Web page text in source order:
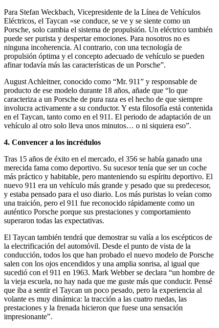
Para Stefan Weckbach, Vicepresidente de la Línea de Vehículos
Eléctricos, el Taycan «se conduce, se ve y se siente como un
Porsche, solo cambia el sistema de propulsión. Un eléctrico también
puede ser purista y despertar emociones. Para nosotros no es
ninguna incoherencia. Al contrario, con una tecnología de
propulsión óptima y el concepto adecuado de vehículo se pueden
afinar todavía más las características de un Porsche”.
August Achleitner, conocido como “Mr. 911” y responsable de
producto de ese modelo durante 18 años, añade que “lo que
caracteriza a un Porsche de pura raza es el hecho de que siempre
involucra activamente a su conductor. Y esta filosofía está contenida
en el Taycan, tanto como en el 911. El periodo de adaptación de un
vehículo al otro solo lleva unos minutos… o ni siquiera eso”.
4. Convencer a los incrédulos
Tras 15 años de éxito en el mercado, el 356 se había ganado una
merecida fama como deportivo. Su sucesor tenía que ser un coche
más práctico y habitable, pero manteniendo su espíritu deportivo. El
nuevo 911 era un vehículo más grande y pesado que su predecesor,
y estaba pensado para el uso diario. Los más puristas lo veían como
una traición, pero el 911 fue reconocido rápidamente como un
auténtico Porsche porque sus prestaciones y comportamiento
superaron todas las expectativas.
El Taycan también tendrá que demostrar su valía a los escépticos de
la electrificación del automóvil. Desde el punto de vista de la
conducción, todos los que han probado el nuevo modelo de Porsche
salen con los ojos encendidos y una amplia sonrisa, al igual que
sucedió con el 911 en 1963. Mark Webber se declara “un hombre de
la vieja escuela, no hay nada que me guste más que conducir. Pensé
que iba a sentir el Taycan un poco pesado, pero la experiencia al
volante es muy dinámica: la tracción a las cuatro ruedas, las
prestaciones y la frenada hicieron que fuese una sensación
impresionante”.